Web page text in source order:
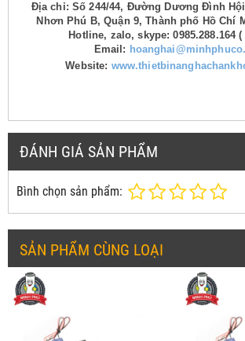
Địa chỉ: Số 244/44, Đường Dương Đình
Nhơn Phú B, Quận 9, Thành phố Hồ Chí
Hotline, zalo, skype: 0985.288.164 (
Email:
Website:
ĐÁNH GIÁ SẢN PHẨM
Bình chọn sản phẩm:
SẢN PHẨM CÙNG LOẠI